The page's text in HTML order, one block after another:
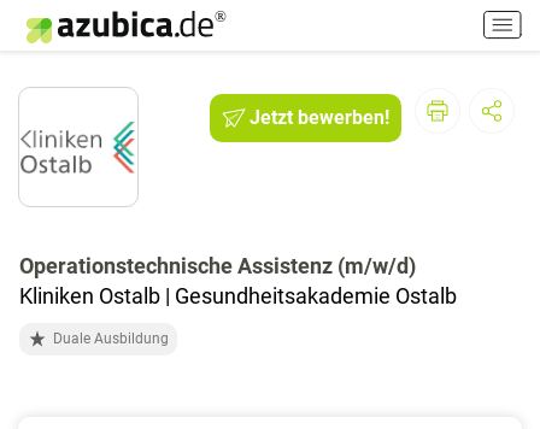
H
a
p
Jetzt bewerben!
Operationstechnische Assistenz (m/w/d)
Kliniken Ostalb | Gesundheitsakademie Ostalb
Duale Ausbildung